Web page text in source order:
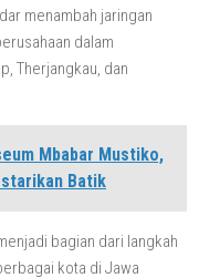
menambah jaringan
dalam
Therjangkau, dan
Mbabar Mustiko,
Batik
bagian dari langkah
kota di Jawa